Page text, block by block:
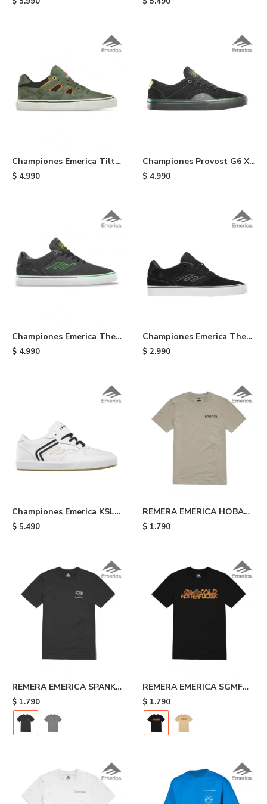
Championes Emerica Tilt
G6 Vulc X OJ - Olive
$ 4.990
Championes Provost G6 X
Creature - Black
$ 4.990
Championes Emerica The
Low Vulc X Creature - Grey
$ 4.990
Championes Emerica The
Low Vulc Youth de niño -
$ 2.990
Championes Emerica KSL
G6 X This is Skateboardin
$ 5.490
REMERA EMERICA HOBAN
G TEE - 322
$ 1.790
REMERA EMERICA SPANKY
TOOTH TEE - Black
$ 1.790
REMERA EMERICA SGMF
TEE - Black
$ 1.790